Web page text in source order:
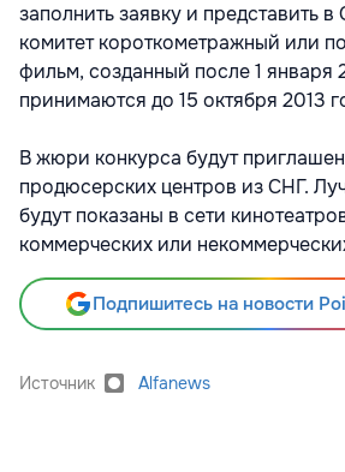
заполнить заявку и представить
комитет короткометражный или
фильм, созданный после 1 января
принимаются до 15 октября 2013
В жюри конкурса будут
продюсерских центров из СНГ.
будут показаны в сети
коммерческих или
Подпишитесь на новости
Источник Alfanews